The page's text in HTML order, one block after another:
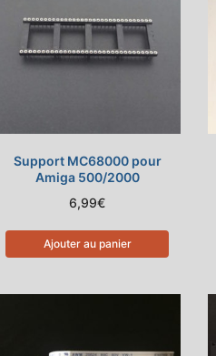
Support MC68000 pour
Amiga 500/2000
6,99€
Ajouter au panier